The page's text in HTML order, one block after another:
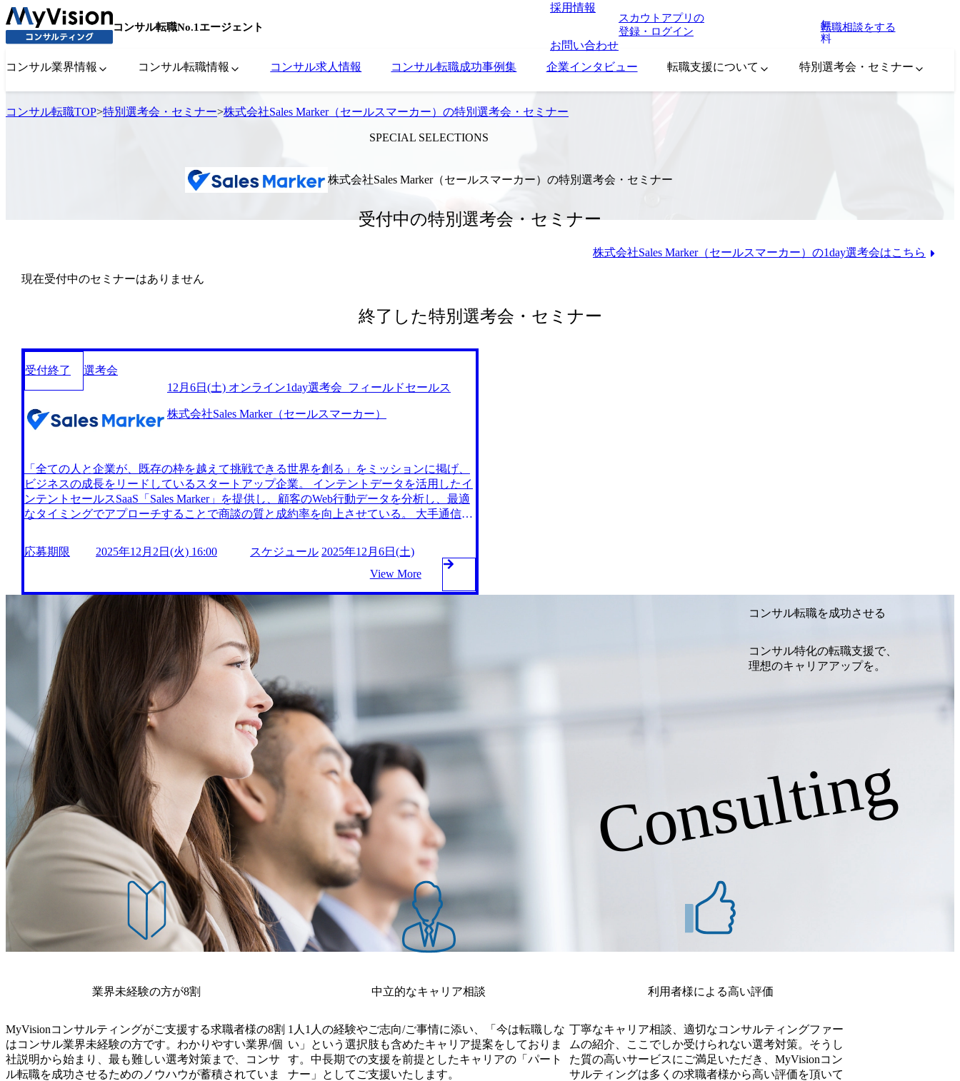
コンサル転職No.1エージェント
採用情報
お問い合わせ
スカウトアプリの
登録・ログイン
無
料
転職相談をする
コンサル業界情報 コンサル転職情報 コンサル求人情報 コンサル転職成功事例集 企業インタビュー 転職支援について 特別選考会・セミナー
コンサル転職TOP>特別選考会・セミナー>株式会社Sales Marker（セールスマーカー）の特別選考会・セミナー
SPECIAL SELECTIONS
株式会社Sales Marker（セールスマーカー）の特別選考会・セミナー
受付中の特別選考会・セミナー
株式会社Sales Marker（セールスマーカー）の1day選考会はこちら
現在受付中のセミナーはありません
終了した特別選考会・セミナー
受付終了
選考会
12月6日(土) オンライン1day選考会_フィールドセールス
株式会社Sales Marker（セールスマーカー）
「全ての人と企業が、既存の枠を越えて挑戦できる世界を創る」をミッションに掲げ、
ビジネスの成長をリードしているスタートアップ企業。 インテントデータを活用したイ
ンテントセールスSaaS「Sales Marker」を提供し、顧客のWeb行動データを分析し、最適
なタイミングでアプローチすることで商談の質と成約率を向上させている。 大手通信会
売上230%UPや成約率200%UPなどの高い成果を創出している。 2025年12月6日(土) 2025
年12月2日(火) 16:00 今回の1day選考会は、【オンライン】にて選考を行います。 募集エ
リアについては1都3県の当社オフィスに出社可能範囲にお住まいの方を対象とさせてい
ただきます。 出社と在宅のハイブリットワークが可能ですが、入社から3,4ヶ月後までは
週4,5日の出社で早期の独り立ちを一緒に目指していく流れとなります。 ●選考の流れ St
ep1:エントリー Step2:書類選考 ※ご応募からは2営業日内にご連絡、直前申し込みの方は
応募締切日の翌日までにご連絡いたします。 ※結果については合否にかかわらずメール
にてご連絡をいたします。 Step3:1day選考会当日 スケジュールイメージ ですが、ご応募
人数によっては下記のスケジュール通りとならない場合もございますのでご承知おきく
ださい。 9:00〜9:45 → 事業説明会 10:00〜13:00 → 1次面接(最大60分) 13:00〜17:00 → 2次
面接(最大60分) ※後日オフラインでの最終面接のご案内有無をさせていただきます。 ※
今回の1day選考会はフィールドセールス求人専用となります。 詳しい職種や条件はフィ
ールドセールス求人をご覧ください。 ●職種内容 BtoBセールスを行っている企業向け
に、従来の営業リストを活用した営業プロセスにおける課題、提案準備の均一化及び精
度の課題、受注率の課題などを解決する自社プロダクトを提案頂きます。 クライアント
様の業種は多岐にわたり、中小企業様から大手企業様まで幅広くご提案していただきま
す。提供者でありながら、自社プロダクトを日頃から活用していくので事業開発のよう
な動きも担えるのが特徴的です。 オンライン ●必須スキル 下記いずれかのご経験をお持
ちの方 ・年間ノルマや年間売上目標を連続的に達成した実績経験 ・法人への新規営業経
験 ・成長思考:短期間で必要な知識とスキルをアップデートするマインドセット ●歓迎ス
キル ・アーリーフェーズのスタートアップでの就業経験 ・サービス立ち上げ期(リリー
ス〜改善)のご経験 ・営業チーム/マネジメントのご経験 ・売上向上ソリューションの経
験がある方 ・システム/ソフトウェアほか、提案型の無形商材の営業経験
応募期限 2025年12月2日(火) 16:00 スケジュール 2025年12月6日(土)
View More
コンサル転職を成功させる
コンサル特化の転職支援で、
理想のキャリアアップを。
Consulting
業界未経験の方が8割
MyVisionコンサルティングがご支援する求職者様の8割
はコンサル業界未経験の方です。わかりやすい業界/個
社説明から始まり、最も難しい選考対策まで、コンサ
ル転職を成功させるためのノウハウが蓄積されていま
中立的なキャリア相談
1人1人の経験やご志向/ご事情に添い、「今は転職しな
い」という選択肢も含めたキャリア提案をしておりま
す。中長期での支援を前提としたキャリアの「パート
ナー」としてご支援いたします。
利用者様による高い評価
丁寧なキャリア相談、適切なコンサルティングファー
ムの紹介、ここでしか受けられない選考対策。そうし
た質の高いサービスにご満足いただき、MyVisionコン
サルティングは多くの求職者様から高い評価を頂いて